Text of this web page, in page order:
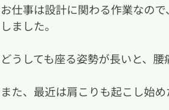
お仕事は設計に関わる作業なの
しました。
どうしても座る姿勢が長いと、
また、最近は肩こりも起こし始め